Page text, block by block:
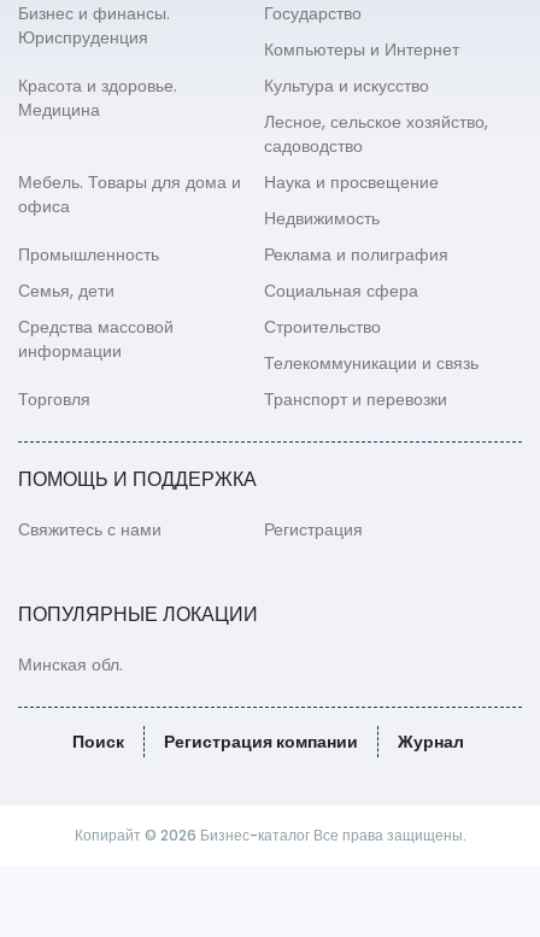
Бизнес и финансы.
Юриспруденция
Государство
Компьютеры и Интернет
Красота и здоровье.
Медицина
Культура и искусство
Лесное, сельское хозяйство,
садоводство
Мебель. Товары для дома и
офиса
Наука и просвещение
Недвижимость
Промышленность
Реклама и полиграфия
Семья, дети
Социальная сфера
Средства массовой
информации
Строительство
Телекоммуникации и связь
Торговля
Транспорт и перевозки
ПОМОЩЬ И ПОДДЕРЖКА
Свяжитесь с нами Регистрация
ПОПУЛЯРНЫЕ ЛОКАЦИИ
Минская обл.
Поиск Регистрация компании Журнал
Копирайт © 2026 Бизнес-каталог Все права защищены.